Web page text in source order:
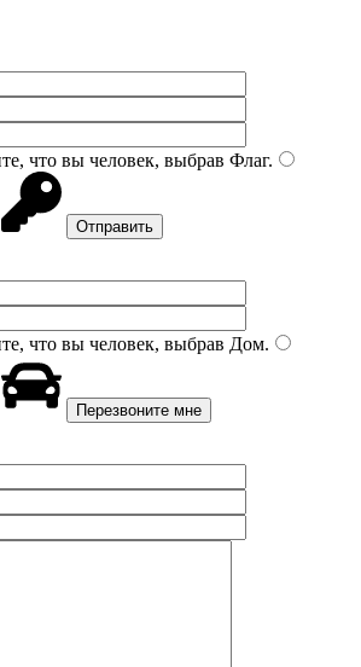
что вы человек, выбрав Флаг.
что вы человек, выбрав Дом.